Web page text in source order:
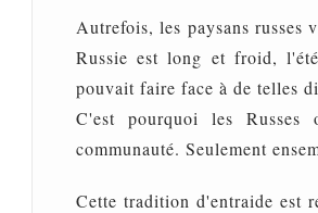
Autrefois, les paysans
Russie est long et froid,
pouvait faire face à de telles
C'est pourquoi les Russes
communauté. Seulement
Cette tradition d'entraide est